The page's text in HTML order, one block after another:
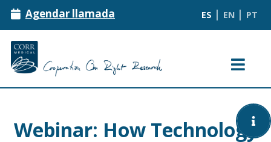
Agendar llamada ES | EN | PT
Webinar: How Technology